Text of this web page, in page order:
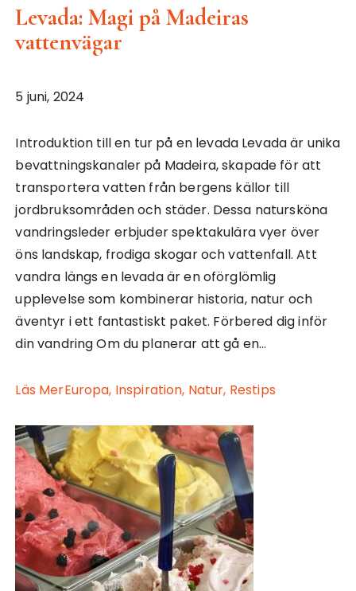
Levada: Magi på Madeiras
vattenvägar
5 juni, 2024
Introduktion till en tur på en levada Levada är unika
bevattningskanaler på Madeira, skapade för att
transportera vatten från bergens källor till
jordbruksområden och städer. Dessa natursköna
vandringsleder erbjuder spektakulära vyer över
öns landskap, frodiga skogar och vattenfall. Att
vandra längs en levada är en oförglömlig
upplevelse som kombinerar historia, natur och
äventyr i ett fantastiskt paket. Förbered dig inför
din vandring Om du planerar att gå en…
Läs MerEuropa, Inspiration, Natur, Restips